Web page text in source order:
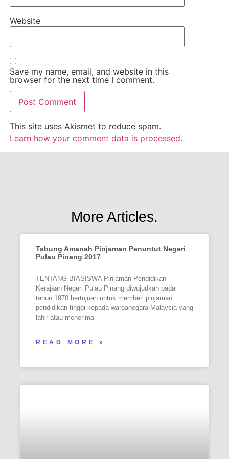
Website
Save my name, email, and website in this
browser for the next time I comment.
This site uses Akismet to reduce spam.
Learn how your comment data is processed.
More Articles.
Tabung Amanah Pinjaman Penuntut Negeri
Pulau Pinang 2017
TENTANG BIASISWA Pinjaman Pendidikan
Kerajaan Negeri Pulau Pinang diwujudkan pada
tahun 1970 bertujuan untuk memberi pinjaman
pendidikan tinggi kepada warganegara Malaysia yang
lahir atau menerima
READ MORE »